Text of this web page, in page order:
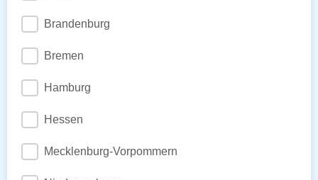
Brandenburg
Bremen
Hamburg
Hessen
Mecklenburg-Vorpommern